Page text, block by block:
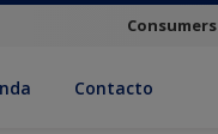
Consumers
Contacto